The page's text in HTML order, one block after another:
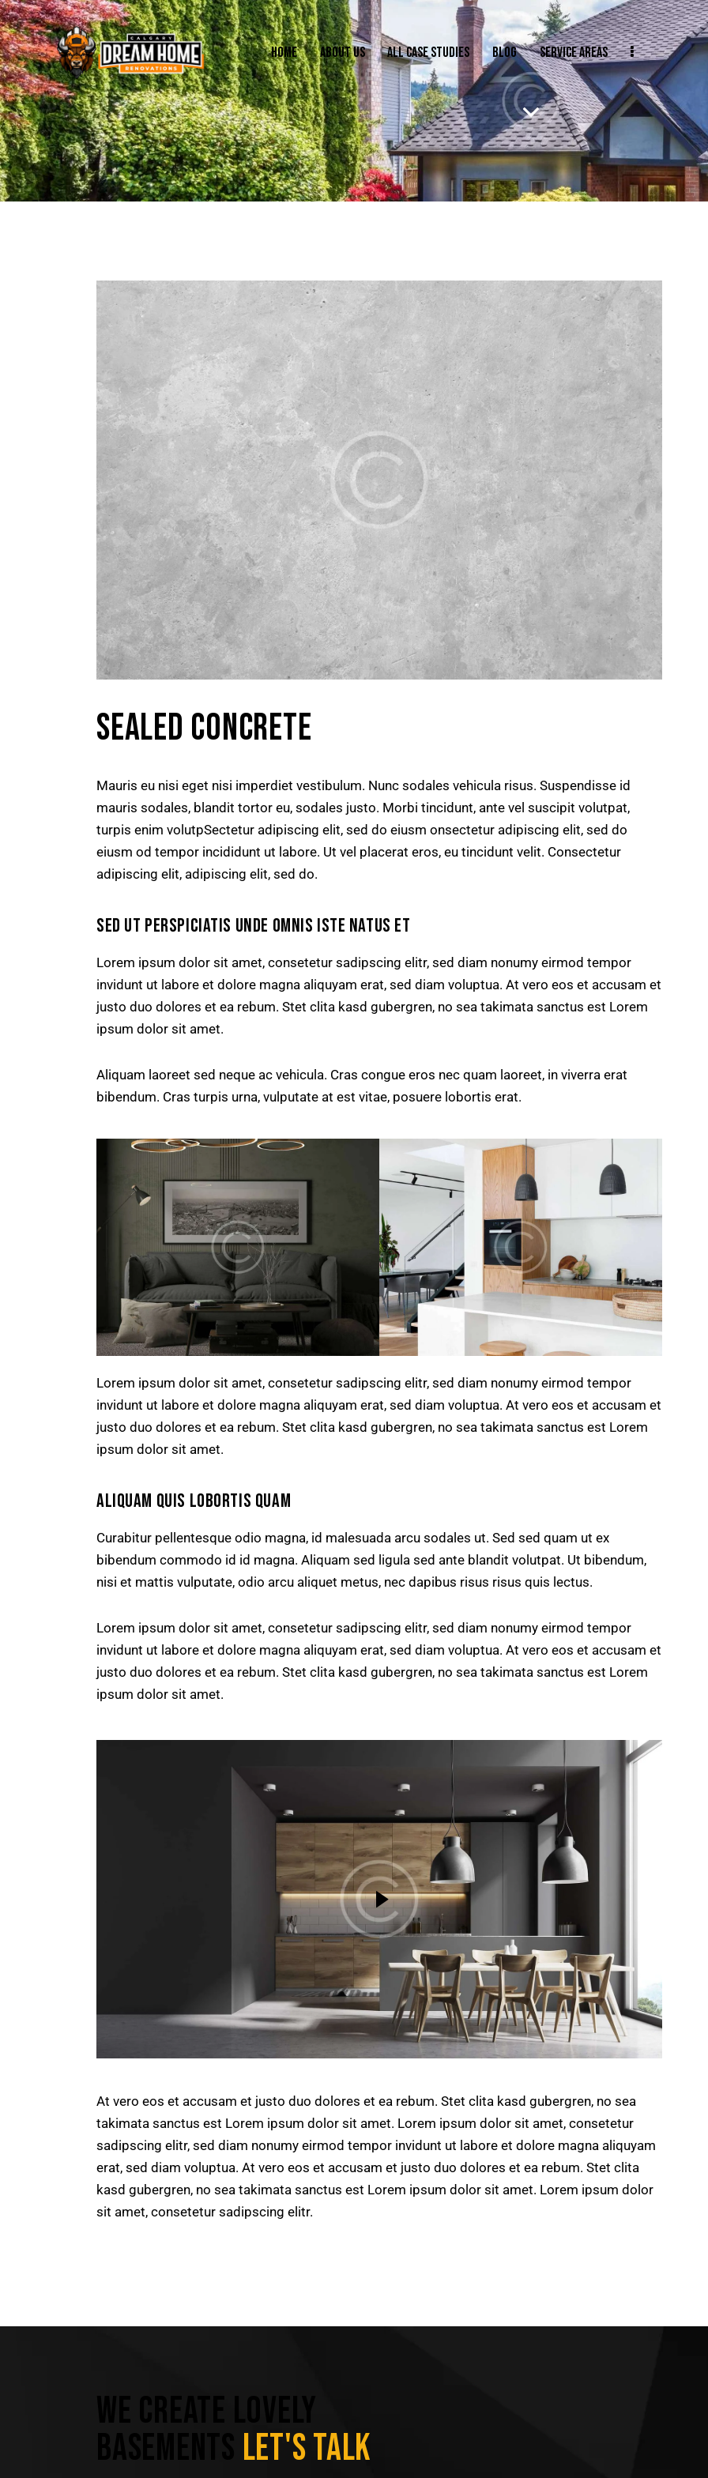
HOME ABOUT US ALL CASE STUDIES BLOG SERVICE AREAS
SEALED CONCRETE
Mauris eu nisi eget nisi imperdiet vestibulum. Nunc sodales vehicula risus. Suspendisse id
mauris sodales, blandit tortor eu, sodales justo. Morbi tincidunt, ante vel suscipit volutpat,
turpis enim volutpSectetur adipiscing elit, sed do eiusm onsectetur adipiscing elit, sed do
eiusm od tempor incididunt ut labore. Ut vel placerat eros, eu tincidunt velit. Consectetur
adipiscing elit, adipiscing elit, sed do.
SED UT PERSPICIATIS UNDE OMNIS ISTE NATUS ET
Lorem ipsum dolor sit amet, consetetur sadipscing elitr, sed diam nonumy eirmod tempor
invidunt ut labore et dolore magna aliquyam erat, sed diam voluptua. At vero eos et accusam et
justo duo dolores et ea rebum. Stet clita kasd gubergren, no sea takimata sanctus est Lorem
ipsum dolor sit amet.
Aliquam laoreet sed neque ac vehicula. Cras congue eros nec quam laoreet, in viverra erat
bibendum. Cras turpis urna, vulputate at est vitae, posuere lobortis erat.
Lorem ipsum dolor sit amet, consetetur sadipscing elitr, sed diam nonumy eirmod tempor
invidunt ut labore et dolore magna aliquyam erat, sed diam voluptua. At vero eos et accusam et
justo duo dolores et ea rebum. Stet clita kasd gubergren, no sea takimata sanctus est Lorem
ipsum dolor sit amet.
ALIQUAM QUIS LOBORTIS QUAM
Curabitur pellentesque odio magna, id malesuada arcu sodales ut. Sed sed quam ut ex
bibendum commodo id id magna. Aliquam sed ligula sed ante blandit volutpat. Ut bibendum,
nisi et mattis vulputate, odio arcu aliquet metus, nec dapibus risus risus quis lectus.
Lorem ipsum dolor sit amet, consetetur sadipscing elitr, sed diam nonumy eirmod tempor
invidunt ut labore et dolore magna aliquyam erat, sed diam voluptua. At vero eos et accusam et
justo duo dolores et ea rebum. Stet clita kasd gubergren, no sea takimata sanctus est Lorem
ipsum dolor sit amet.
At vero eos et accusam et justo duo dolores et ea rebum. Stet clita kasd gubergren, no sea
takimata sanctus est Lorem ipsum dolor sit amet. Lorem ipsum dolor sit amet, consetetur
sadipscing elitr, sed diam nonumy eirmod tempor invidunt ut labore et dolore magna aliquyam
erat, sed diam voluptua. At vero eos et accusam et justo duo dolores et ea rebum. Stet clita
kasd gubergren, no sea takimata sanctus est Lorem ipsum dolor sit amet. Lorem ipsum dolor
sit amet, consetetur sadipscing elitr.
LET'S TALK